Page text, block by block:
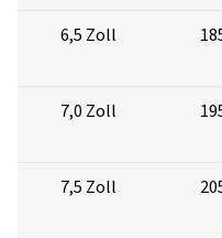
6,5 Zoll
7,0 Zoll
7,5 Zoll